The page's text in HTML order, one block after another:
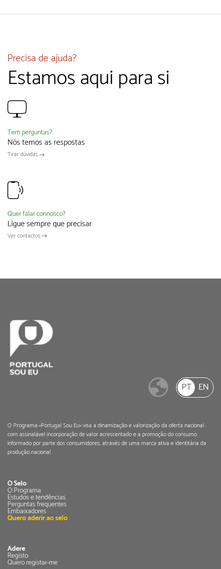
Precisa de ajuda?
Estamos aqui para si
Tem perguntas?
Nós temos as respostas
Tirar dúvidas
Quer falar connosco?
Ligue sempre que precisar
Ver contactos
PT EN
O Programa «Portugal Sou Eu» visa a dinamização e valorização da oferta nacional
com assinalável incorporação de valor acrescentado e a promoção do consumo
informado por parte dos consumidores, através de uma marca ativa e identitária da
produção nacional.
O Selo
O Programa
Estudos e tendências
Perguntas frequentes
Embaixadores
Quero aderir ao selo
Adere
Registo
Quero registar-me